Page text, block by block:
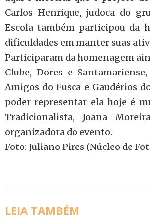
Carlos Henrique, judoca do
Escola também participou da
dificuldades em manter suas
Participaram da homenagem
Clube, Dores e
Amigos do Fusca e Gaudérios
poder representar ela hoje é
Tradicionalista, Joana
organizadora do evento.
Foto: Juliano Pires (Núcleo de
LEIA TAMBÉM